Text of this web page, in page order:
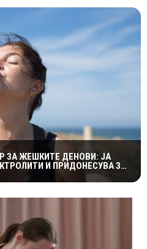
ЗА ЖЕШКИТЕ ДЕНОВИ: ЈА
И ПРИДОНЕСУВА ЗА